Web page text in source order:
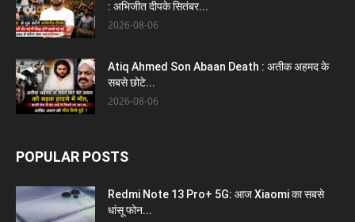
: अभिजीत दीपके सितंबर...
2026-08-06
Atiq Ahmed Son Abaan Death : अतीक अहमद के
सबसे छोटे...
2026-08-06
POPULAR POSTS
Redmi Note 13 Pro+ 5G: आज Xiaomi का सबसे
धांसू फोन...